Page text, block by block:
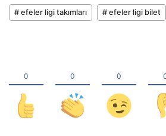
# efeler ligi takımları # efeler ligi bilet